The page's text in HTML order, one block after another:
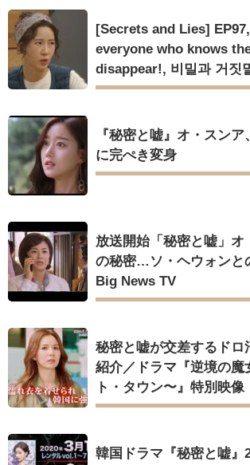
[Secrets and Lies]
everyone who knows
disappear!, 비밀과 거짓
『秘密と嘘』オ・スン
に完ぺき変身
放送開始「秘密と嘘」オ
の秘密…ソ・ヘウォンと
Big News TV
秘密と嘘が交差するドロ
紹介／ドラマ『逆境の魔
ト・タウン〜』特別映像
韓国ドラマ『秘密と嘘』